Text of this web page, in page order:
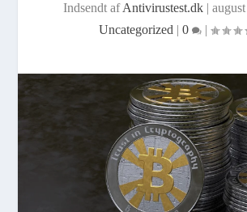
Indsendt afAntivirustest.dk |
Uncategorized | 0 |